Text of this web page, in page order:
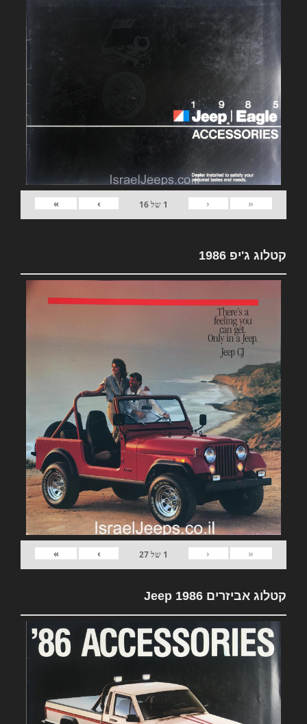
«
‹
1 של16
›
»
קטלוג ג'יפ 1986
«
‹
1 של27
›
»
קטלוג אביזרים Jeep 1986